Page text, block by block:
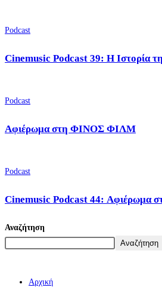
Podcast
Cinemusic Podcast 39: Η Ιστορία
Podcast
Αφιέρωμα στη ΦΙΝΟΣ ΦΙΛΜ
Podcast
Cinemusic Podcast 44: Αφιέρωμα
Αναζήτηση
Αναζήτηση
Αρχική